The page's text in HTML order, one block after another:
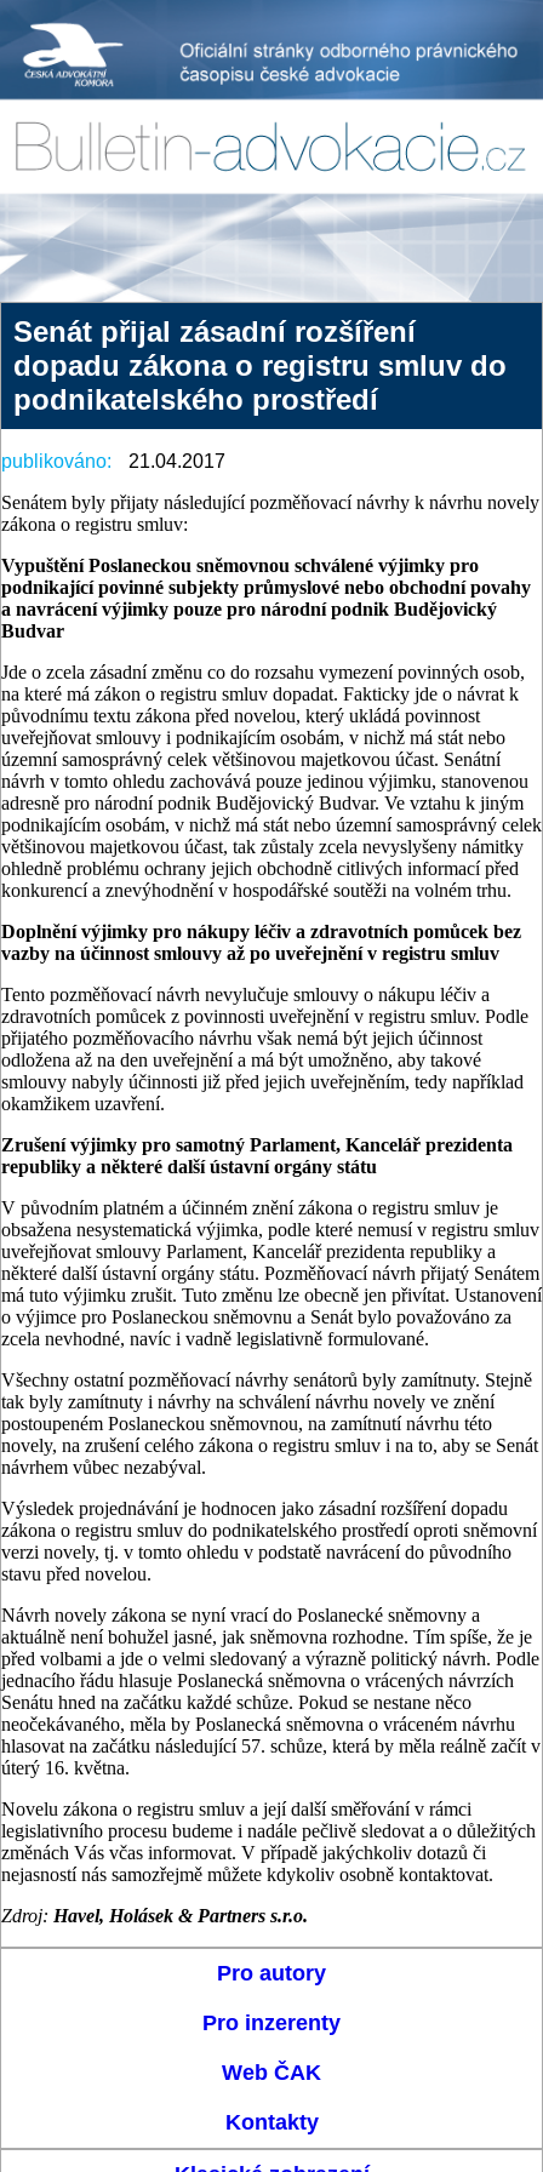
Senát přijal zásadní rozšíření
dopadu zákona o registru smluv do
podnikatelského prostředí
publikováno:
21.04.2017
Senátem byly přijaty následující pozměňovací návrhy k návrhu novely
zákona o registru smluv:
Vypuštění Poslaneckou sněmovnou schválené výjimky pro
podnikající povinné subjekty průmyslové nebo obchodní povahy
a navrácení výjimky pouze pro národní podnik Budějovický
Budvar
Jde o zcela zásadní změnu co do rozsahu vymezení povinných osob,
na které má zákon o registru smluv dopadat. Fakticky jde o návrat k
původnímu textu zákona před novelou, který ukládá povinnost
uveřejňovat smlouvy i podnikajícím osobám, v nichž má stát nebo
územní samosprávný celek většinovou majetkovou účast. Senátní
návrh v tomto ohledu zachovává pouze jedinou výjimku, stanovenou
adresně pro národní podnik Budějovický Budvar. Ve vztahu k jiným
podnikajícím osobám, v nichž má stát nebo územní samosprávný celek
většinovou majetkovou účast, tak zůstaly zcela nevyslyšeny námitky
ohledně problému ochrany jejich obchodně citlivých informací před
konkurencí a znevýhodnění v hospodářské soutěži na volném trhu.
Doplnění výjimky pro nákupy léčiv a zdravotních pomůcek bez
vazby na účinnost smlouvy až po uveřejnění v registru smluv
Tento pozměňovací návrh nevylučuje smlouvy o nákupu léčiv a
zdravotních pomůcek z povinnosti uveřejnění v registru smluv. Podle
přijatého pozměňovacího návrhu však nemá být jejich účinnost
odložena až na den uveřejnění a má být umožněno, aby takové
smlouvy nabyly účinnosti již před jejich uveřejněním, tedy například
okamžikem uzavření.
Zrušení výjimky pro samotný Parlament, Kancelář prezidenta
republiky a některé další ústavní orgány státu
V původním platném a účinném znění zákona o registru smluv je
obsažena nesystematická výjimka, podle které nemusí v registru smluv
uveřejňovat smlouvy Parlament, Kancelář prezidenta republiky a
některé další ústavní orgány státu. Pozměňovací návrh přijatý Senátem
má tuto výjimku zrušit. Tuto změnu lze obecně jen přivítat. Ustanovení
o výjimce pro Poslaneckou sněmovnu a Senát bylo považováno za
zcela nevhodné, navíc i vadně legislativně formulované.
Všechny ostatní pozměňovací návrhy senátorů byly zamítnuty. Stejně
tak byly zamítnuty i návrhy na schválení návrhu novely ve znění
postoupeném Poslaneckou sněmovnou, na zamítnutí návrhu této
novely, na zrušení celého zákona o registru smluv i na to, aby se Senát
návrhem vůbec nezabýval.
Výsledek projednávání je hodnocen jako zásadní rozšíření dopadu
zákona o registru smluv do podnikatelského prostředí oproti sněmovní
verzi novely, tj. v tomto ohledu v podstatě navrácení do původního
stavu před novelou.
Návrh novely zákona se nyní vrací do Poslanecké sněmovny a
aktuálně není bohužel jasné, jak sněmovna rozhodne. Tím spíše, že je
před volbami a jde o velmi sledovaný a výrazně politický návrh. Podle
jednacího řádu hlasuje Poslanecká sněmovna o vrácených návrzích
Senátu hned na začátku každé schůze. Pokud se nestane něco
neočekávaného, měla by Poslanecká sněmovna o vráceném návrhu
hlasovat na začátku následující 57. schůze, která by měla reálně začít v
úterý 16. května.
Novelu zákona o registru smluv a její další směřování v rámci
legislativního procesu budeme i nadále pečlivě sledovat a o důležitých
změnách Vás včas informovat. V případě jakýchkoliv dotazů či
nejasností nás samozřejmě můžete kdykoliv osobně kontaktovat.
Zdroj: Havel, Holásek & Partners s.r.o.
Pro autory
Pro inzerenty
Web ČAK
Kontakty